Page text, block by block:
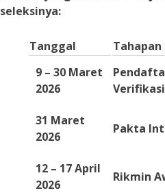
seleksinya:
Tanggal
Tahapan
9 – 30 Maret
2026
Verifikasi
31 Maret
2026
Pakta
12 – 17 April
2026
Rikmin